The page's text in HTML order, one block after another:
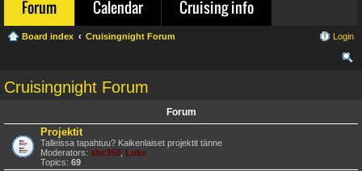
Forum
Calendar Cruising info
Board index Cruisingnight Forum Login
Cruisingnight Forum
Forum
Projektit
Talleissa tapahtuu? Kaikenlaiset projektit tänne
Moderators: sbc350 Luke
Topics: 69